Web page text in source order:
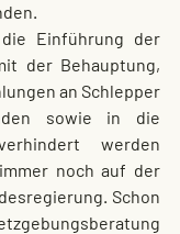
Einführung der
der Behauptung,
an Schlepper
sowie in die
werden
noch auf der
Schon